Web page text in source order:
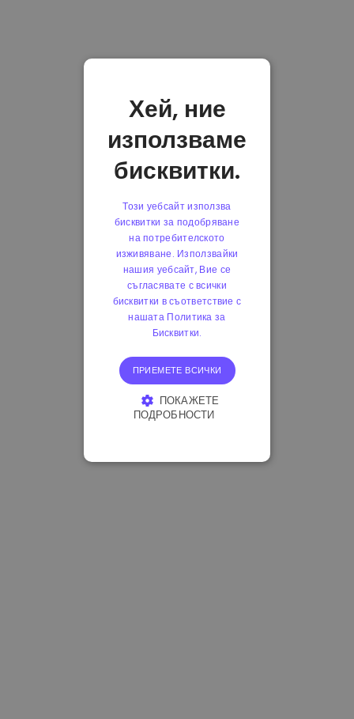
Хей, ние
използваме
бисквитки.
Този уебсайт използва
бисквитки за подобряване
на потребителското
изживяване. Използвайки
нашия уебсайт, Вие се
съгласявате с всички
бисквитки в съответствие с
нашата Политика за
Бисквитки.
ПРИЕМЕТЕ ВСИЧКИ
ПОКАЖЕТЕ
ПОДРОБНОСТИ